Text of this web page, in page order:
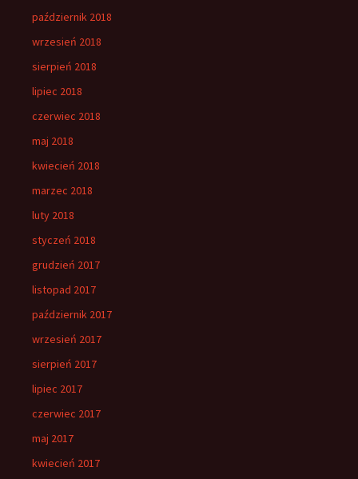
październik 2018
wrzesień 2018
sierpień 2018
lipiec 2018
czerwiec 2018
maj 2018
kwiecień 2018
marzec 2018
luty 2018
styczeń 2018
grudzień 2017
listopad 2017
październik 2017
wrzesień 2017
sierpień 2017
lipiec 2017
czerwiec 2017
maj 2017
kwiecień 2017